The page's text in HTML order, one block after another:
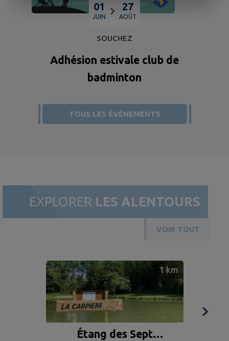
01
JUIN
27
AOÛT
SOUCHEZ
Adhésion estivale club de
badminton
TOUS LES ÉVÉNEMENTS
EXPLORER LES ALENTOURS
VOIR TOUT
1 km
Étang des Sept